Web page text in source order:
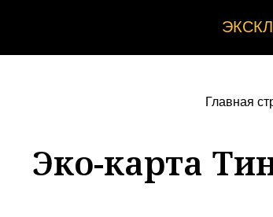
Главная
Эко-карта